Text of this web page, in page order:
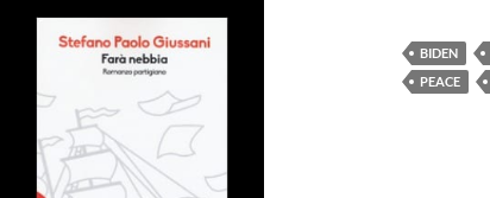
BIDEN
PEACE